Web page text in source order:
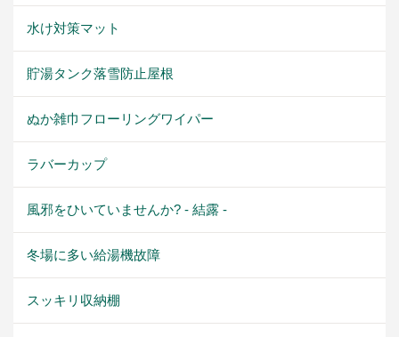
水け対策マット
貯湯タンク落雪防止屋根
ぬか雑巾フローリングワイパー
ラバーカップ
風邪をひいていませんか? - 結露 -
冬場に多い給湯機故障
スッキリ収納棚